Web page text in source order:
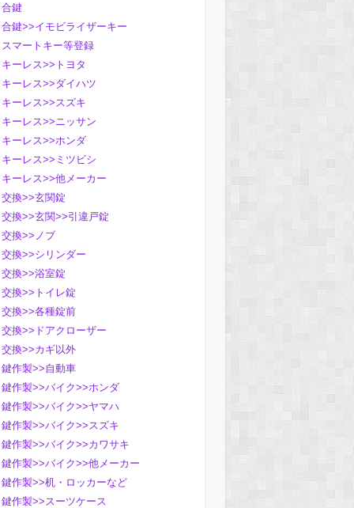
合鍵
合鍵>>イモビライザーキー
スマートキー等登録
キーレス>>トヨタ
キーレス>>ダイハツ
キーレス>>スズキ
キーレス>>ニッサン
キーレス>>ホンダ
キーレス>>ミツビシ
キーレス>>他メーカー
交換>>玄関錠
交換>>玄関>>引違戸錠
交換>>ノブ
交換>>シリンダー
交換>>浴室錠
交換>>トイレ錠
交換>>各種錠前
交換>>ドアクローザー
交換>>カギ以外
鍵作製>>自動車
鍵作製>>バイク>>ホンダ
鍵作製>>バイク>>ヤマハ
鍵作製>>バイク>>スズキ
鍵作製>>バイク>>カワサキ
鍵作製>>バイク>>他メーカー
鍵作製>>机・ロッカーなど
鍵作製>>スーツケース